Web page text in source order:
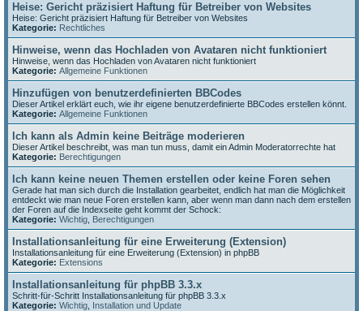
Heise: Gericht präzisiert Haftung für Betreiber von Websites
Heise: Gericht präzisiert Haftung für Betreiber von Websites
Kategorie: Rechtliches
Hinweise, wenn das Hochladen von Avataren nicht funktioniert
Hinweise, wenn das Hochladen von Avataren nicht funktioniert
Kategorie: Allgemeine Funktionen
Hinzufügen von benutzerdefinierten BBCodes
Dieser Artikel erklärt euch, wie ihr eigene benutzerdefinierte BBCodes erstellen könnt.
Kategorie: Allgemeine Funktionen
Ich kann als Admin keine Beiträge moderieren
Dieser Artikel beschreibt, was man tun muss, damit ein Admin Moderatorrechte hat
Kategorie: Berechtigungen
Ich kann keine neuen Themen erstellen oder keine Foren sehen
Gerade hat man sich durch die Installation gearbeitet, endlich hat man die Möglichkeit
entdeckt wie man neue Foren erstellen kann, aber wenn man dann nach dem erstellen
der Foren auf die Indexseite geht kommt der Schock:
Kategorie: Wichtig Berechtigungen
Installationsanleitung für eine Erweiterung (Extension)
Installationsanleitung für eine Erweiterung (Extension) in phpBB
Kategorie: Extensions
Installationsanleitung für phpBB 3.3.x
Schritt-für-Schritt Installationsanleitung für phpBB 3.3.x
Kategorie: Wichtig Installation und Update